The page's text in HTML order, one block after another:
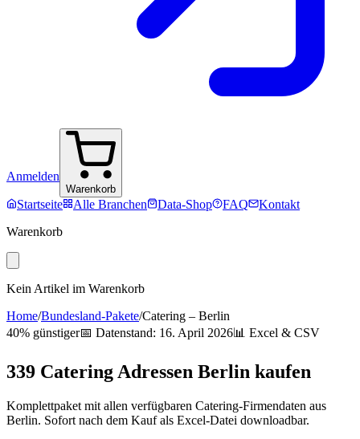
Anmelden
Warenkorb
Startseite Alle Branchen Data-Shop FAQ
Kontakt
Warenkorb
Kein Artikel im Warenkorb
Home/Bundesland-Pakete/Catering – Berlin
40% günstiger📅 Datenstand: 16. April 2026📊 Excel & CSV
339 Catering Adressen Berlin kaufen
Komplettpaket mit allen verfügbaren Catering-Firmendaten aus
Berlin. Sofort nach dem Kauf als Excel-Datei downloadbar.